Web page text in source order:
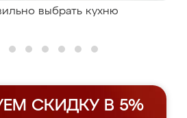
выбрать кухню
СКИДКУ В 5%